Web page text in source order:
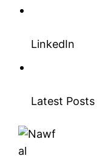
LinkedIn
Latest Posts